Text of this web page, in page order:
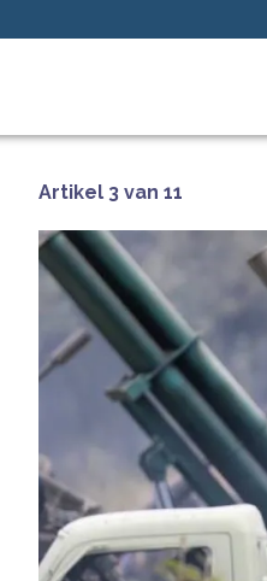
Artikel 3 van 11